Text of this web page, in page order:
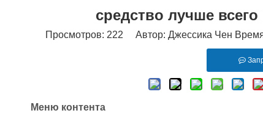
средство лучше
Просмотров: 222 Автор: Джессика Чен
Меню контента